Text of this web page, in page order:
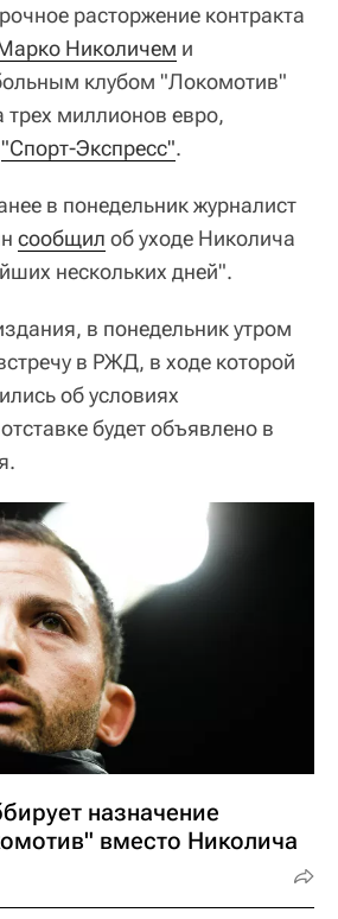
расторжение контракта
Николичем и
клубом "Локомотив"
трех миллионов евро,
"Спорт-Экспресс".
в понедельник журналист
сообщил об уходе Николича
нескольких дней".
в понедельник утром
в РЖД, в ходе которой
об условиях
будет объявлено в
назначение
вместо Николича